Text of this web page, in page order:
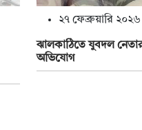
২৭ ফেব্রুয়ারি ২০২৬
ঝালকাঠিতে যুবদল
অভিযোগ